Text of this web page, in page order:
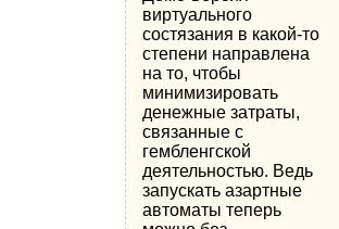
виртуального
состязания в какой-то
степени направлена
на то, чтобы
минимизировать
денежные затраты,
связанные с
гембленгской
деятельностью. Ведь
запускать азартные
автоматы теперь